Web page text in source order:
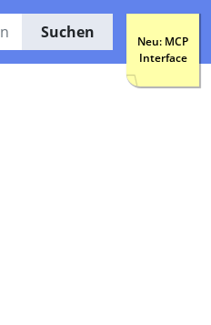
Suchen
Neu: MCP
Interface